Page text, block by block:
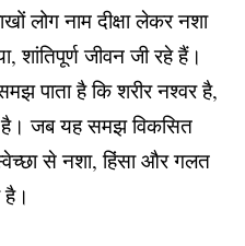
लोग नाम दीक्षा लेकर नशा
जीवन जी रहे हैं।
पाता है कि शरीर नश्वर है,
जब यह समझ विकसित
से नशा, हिंसा और गलत
है।